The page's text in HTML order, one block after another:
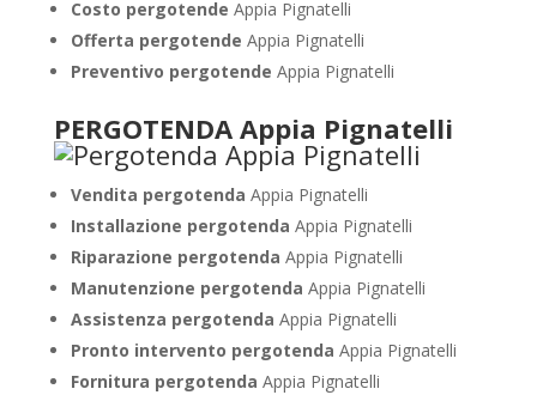
Costo pergotende Appia Pignatelli
Offerta pergotende Appia Pignatelli
Preventivo pergotende Appia Pignatelli
PERGOTENDA Appia Pignatelli
Vendita pergotenda Appia Pignatelli
Installazione pergotenda Appia Pignatelli
Riparazione pergotenda Appia Pignatelli
Manutenzione pergotenda Appia Pignatelli
Assistenza pergotenda Appia Pignatelli
Pronto intervento pergotenda Appia Pignatelli
Fornitura pergotenda Appia Pignatelli